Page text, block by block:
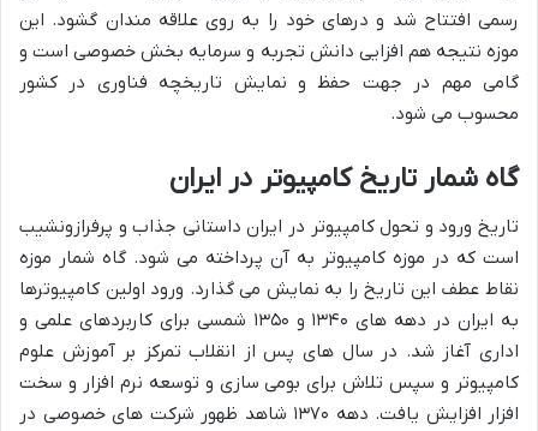
رسمی افتتاح شد و درهای خود را به روی علاقه مندان گشود. این
موزه نتیجه هم افزایی دانش تجربه و سرمایه بخش خصوصی است و
گامی مهم در جهت حفظ و نمایش تاریخچه فناوری در کشور
محسوب می شود.
گاه شمار تاریخ کامپیوتر در ایران
تاریخ ورود و تحول کامپیوتر در ایران داستانی جذاب و پرفرازونشیب
است که در موزه کامپیوتر به آن پرداخته می شود. گاه شمار موزه
نقاط عطف این تاریخ را به نمایش می گذارد. ورود اولین کامپیوترها
به ایران در دهه های ۱۳۴۰ و ۱۳۵۰ شمسی برای کاربردهای علمی و
اداری آغاز شد. در سال های پس از انقلاب تمرکز بر آموزش علوم
کامپیوتر و سپس تلاش برای بومی سازی و توسعه نرم افزار و سخت
افزار افزایش یافت. دهه ۱۳۷۰ شاهد ظهور شرکت های خصوصی در